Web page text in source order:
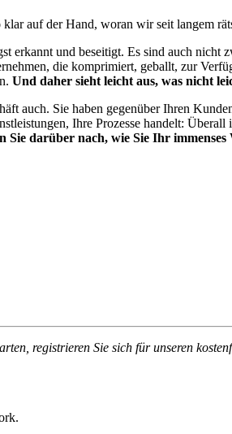
auf der Hand, woran wir seit langem
erkannt und beseitigt. Es sind auch nicht
die komprimiert, geballt, zur
Und daher sieht leicht aus, was nicht
auch. Sie haben gegenüber Ihren
Ihre Prozesse handelt:
Sie darüber nach, wie Sie Ihr
registrieren Sie sich für unseren